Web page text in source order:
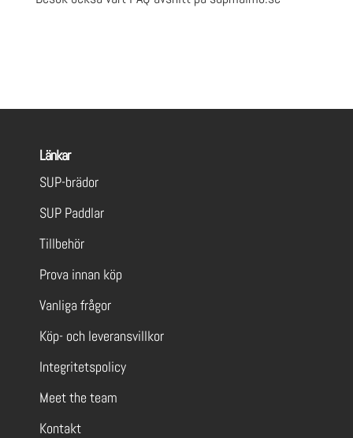
Länkar
SUP-brädor
SUP Paddlar
Tillbehör
Prova innan köp
Vanliga frågor
Köp- och leveransvillkor
Integritetspolicy
Meet the team
Kontakt